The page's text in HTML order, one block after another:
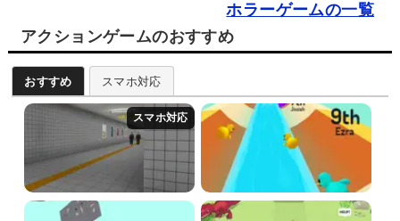
ホラーゲームの一覧
アクションゲームのおすすめ
おすすめ スマホ対応